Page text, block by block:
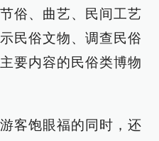
俗、曲艺、民间工艺
民俗文物、调查民俗
要内容的民俗类博物
客饱眼福的同时，还